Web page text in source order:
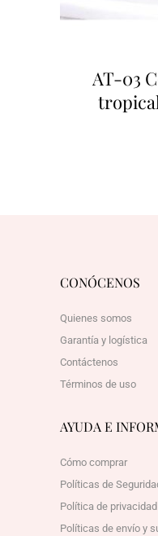
AT-03
CONÓCENOS
Quienes somos
Garantía y logística
Contáctenos
Términos de uso
AYUDA E
Cómo comprar
Políticas de
Política de
Políticas de envío y